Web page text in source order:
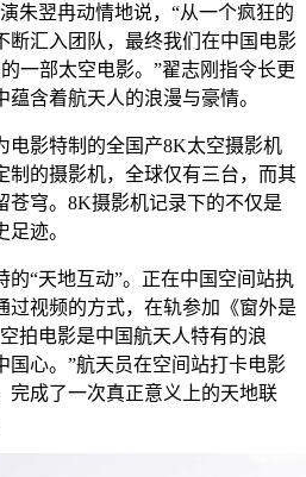
朱翌冉动情地说，“从一个疯狂的
断汇入团队，最终我们在中国电影
一部太空电影。”翟志刚指令长更
含着航天人的浪漫与豪情。
电影特制的全国产8K太空摄影机
制的摄影机，全球仅有三台，而其
苍穹。8K摄影机记录下的不仅是
迹。
“天地互动”。正在中国空间站执
过视频的方式，在轨参加《窗外是
拍电影是中国航天人特有的浪
国心。”航天员在空间站打卡电影
完成了一次真正意义上的天地联